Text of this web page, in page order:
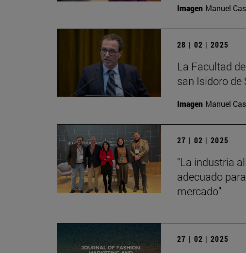
Imagen Manuel
28 | 02 | 2025
La Facultad
san Isidoro de
Imagen Manuel
27 | 02 | 2025
"La industria
adecuado
mercado"
27 | 02 | 2025